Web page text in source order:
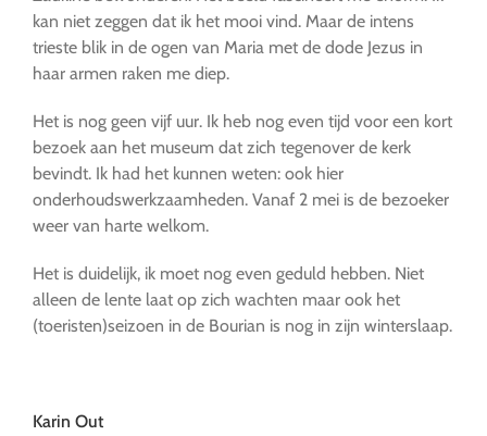
kan niet zeggen dat ik het mooi vind. Maar de intens
trieste blik in de ogen van Maria met de dode Jezus in
haar armen raken me diep.
Het is nog geen vijf uur. Ik heb nog even tijd voor een kort
bezoek aan het museum dat zich tegenover de kerk
bevindt. Ik had het kunnen weten: ook hier
onderhoudswerkzaamheden. Vanaf 2 mei is de bezoeker
weer van harte welkom.
Het is duidelijk, ik moet nog even geduld hebben. Niet
alleen de lente laat op zich wachten maar ook het
(toeristen)seizoen in de Bourian is nog in zijn winterslaap.
Karin Out